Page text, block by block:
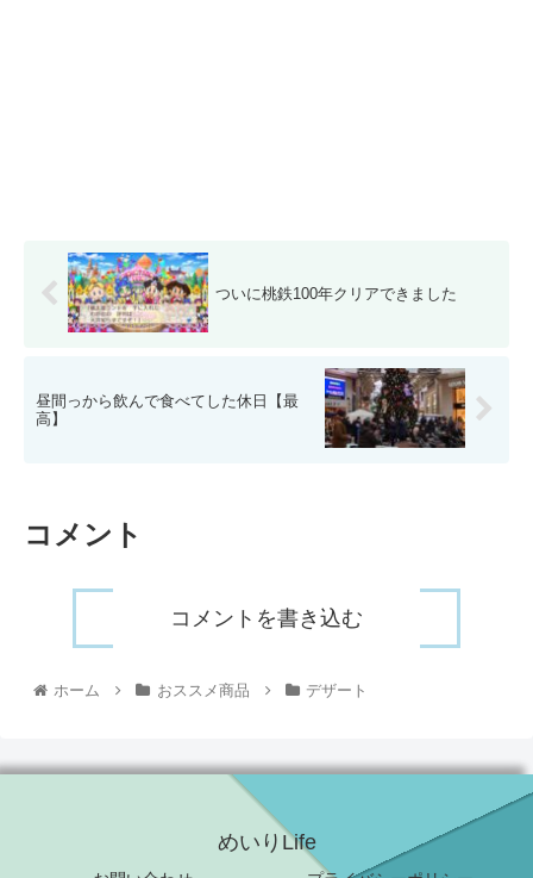
ついに桃鉄100年クリアできました
昼間っから飲んで食べてした休日【最
高】
コメント
コメントを書き込む
ホーム おススメ商品 デザート
めいりLife